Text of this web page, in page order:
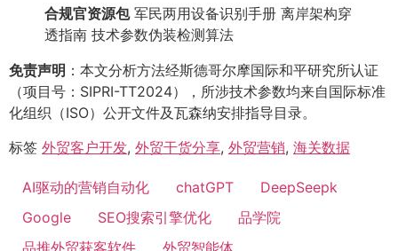
合规官资源包军民两用设备识别手册 离岸架构穿
透指南 技术参数伪装检测算法
免责声明 ：本文分析方法经斯德哥尔摩国际和平研究所认证
（项目号：SIPRI-TT2024），所涉技术参数均来自国际标准
化组织（ISO）公开文件及瓦森纳安排指导目录。
标签 外贸客户开发, 外贸干货分享, 外贸营销, 海关数据
AI驱动的营销自动化 chatGPT
DeepSeepk
Google
SEO搜索引擎优化
品学院
品推外贸获客软件
外贸智能体